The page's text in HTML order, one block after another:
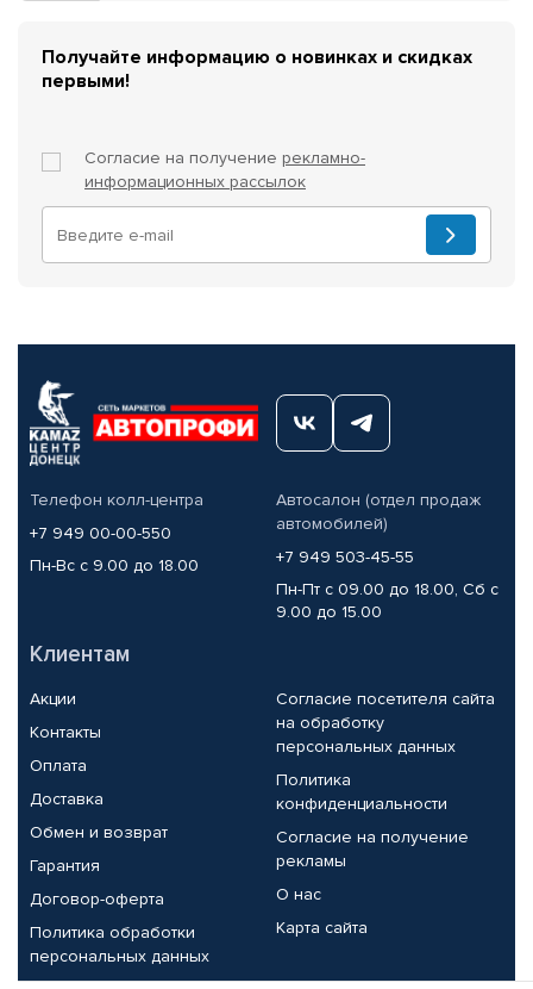
Получайте информацию о новинках и скидках
первыми!
Согласие на получение рекламно-
информационных рассылок
Телефон колл-центра
+7 949 00-00-550
Пн-Вс с 9.00 до 18.00
Автосалон (отдел продаж
автомобилей)
+7 949 503-45-55
Пн-Пт с 09.00 до 18.00, Сб с
9.00 до 15.00
Клиентам
Акции
Контакты
Оплата
Доставка
Обмен и возврат
Гарантия
Договор-оферта
Политика обработки
персональных данных
Согласие посетителя сайта
на обработку
персональных данных
Политика
конфиденциальности
Согласие на получение
рекламы
О нас
Карта сайта